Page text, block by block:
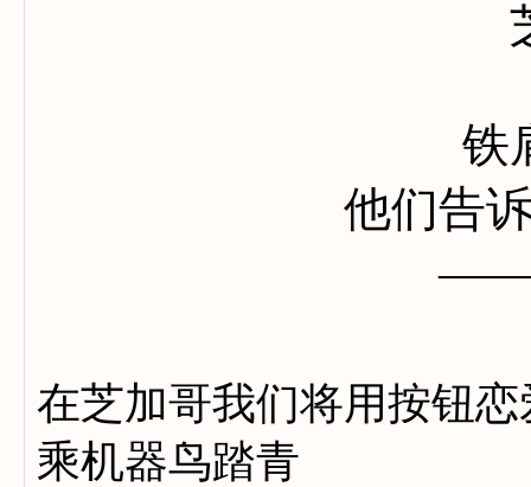
铁
他们告
在芝加哥我们将用按钮恋
乘机器鸟踏青